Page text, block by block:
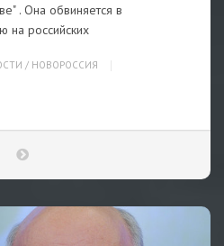
. Она обвиняется в
на российских
/ НОВОРОССИЯ